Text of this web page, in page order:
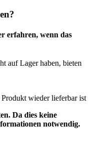
erfahren, wenn das
auf Lager haben, bieten
wieder lieferbar ist
Da dies keine
notwendig.